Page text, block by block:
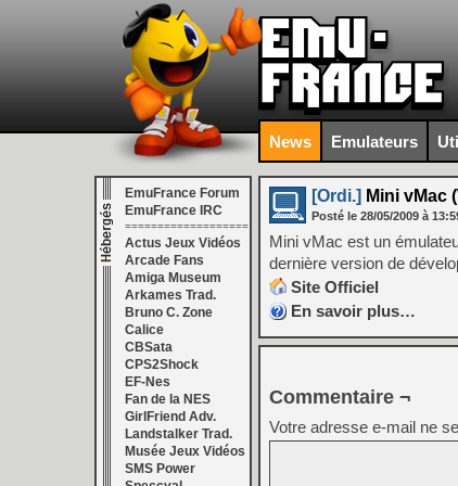
News Emulateurs
EmuFrance Forum
EmuFrance IRC
===================
Actus Jeux Vidéos
Arcade Fans
Amiga Museum
Arkames Trad.
Bruno C. Zone
Calice
CBSata
CPS2Shock
EF-Nes
Fan de la NES
GirlFriend Adv.
Landstalker Trad.
Musée Jeux Vidéos
SMS Power
[Ordi.] Mini vMac
Posté le 28/05/2009 à
Mini vMac est un
dernière version de
Site Officiel
En savoir plus…
Commentaire ¬
Votre adresse e-mail ne